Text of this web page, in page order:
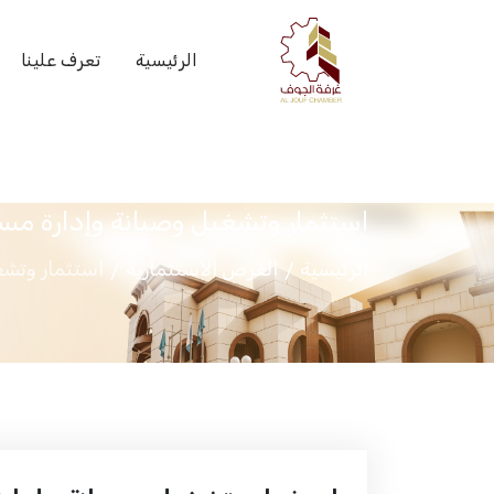
الرئيسية تعرف علينا
استثمار وتشغيل وصيانة وإدارة
الرئيسية الفرص الاستثمارية استثمار